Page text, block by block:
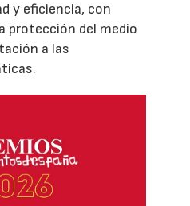
y eficiencia, con
protección del medio
a las